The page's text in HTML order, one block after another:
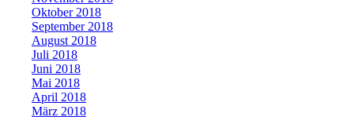
Oktober 2018
September 2018
August 2018
Juli 2018
Juni 2018
Mai 2018
April 2018
März 2018